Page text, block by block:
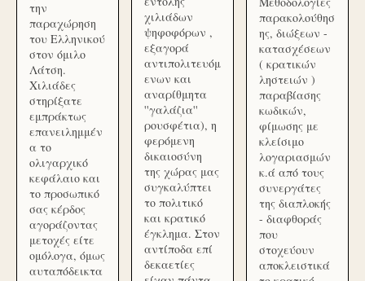
την
παραχώρηση
του Ελληνικού
στον όμιλο
Λάτση.
Χιλιάδες
στηρίξατε
εμπράκτως
επανειλημμέν
α το
ολιγαρχικό
κεφάλαιο και
το προσωπικό
σας κέρδος
αγοράζοντας
μετοχές είτε
ομόλογα, όμως
αυταπόδεικτα
χιλιάδων
ψηφοφόρων ,
εξαγορά
αντιπολιτευόμ
ενων και
αναρίθμητα
''γαλάζια''
ρουσφέτια), η
φερόμενη
δικαιοσύνη
της χώρας μας
συγκαλύπτει
το πολιτικό
και κρατικό
έγκλημα. Στον
αντίποδα επί
δεκαετίες
παρακολούθησ
ης, διώξεων -
κατασχέσεων
( κρατικών
ληστειών )
παραβίασης
κωδικών,
φίμωσης με
κλείσιμο
λογαριασμών
κ.ά από τους
συνεργάτες
της διαπλοκής
- διαφθοράς
που
στοχεύουν
αποκλειστικά